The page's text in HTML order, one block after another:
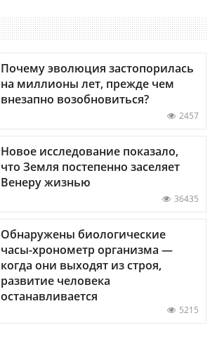
Почему эволюция застопорилась
на миллионы лет, прежде чем
внезапно возобновиться?
2457
Новое исследование показало,
что Земля постепенно заселяет
Венеру жизнью
36435
Обнаружены биологические
часы-хронометр организма —
когда они выходят из строя,
развитие человека
останавливается
5215